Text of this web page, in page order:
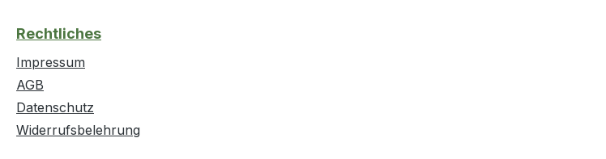
Rechtliches
Impressum
AGB
Datenschutz
Widerrufsbelehrung